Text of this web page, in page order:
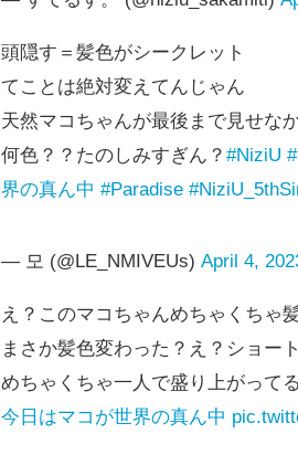
頭隠す＝髪色がシークレット
てことは絶対変えてんじゃん
天然マコちゃんが最後まで見せな
何色？？たのしみすぎん？ #NiziU
界の真ん中 #Paradise
— 모 (@LE_NMIVEUs) April 4,
え？このマコちゃんめちゃくちゃ
まさか髪色変わった？え？ショー
めちゃくちゃ一人で盛り上がって
今日はマコが世界の真ん中